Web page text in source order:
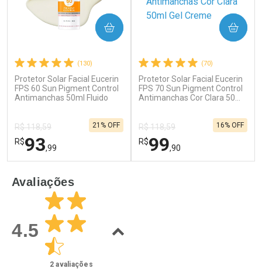
Ativar Desconto
Por R$ 34,39/cada
Comprar sem Desconto
Ativar Desconto
Por R$ 41,27/cada
Comprar sem Desconto
(130)
Protetor Solar Facial Eucerin
FPS 60 Sun Pigment Control
Antimanchas 50ml Fluido
R$ 118,59
R$93,99
21% OFF
COMPRAR
Laboratório
Por Menos
(70)
Protetor Solar Facial Eucerin
FPS 70 Sun Pigment Control
Antimanchas Cor Clara 50ml
R$ 118,59
R$99,90
16% OFF
COMPRAR
Avaliações
4.5
2 avaliações